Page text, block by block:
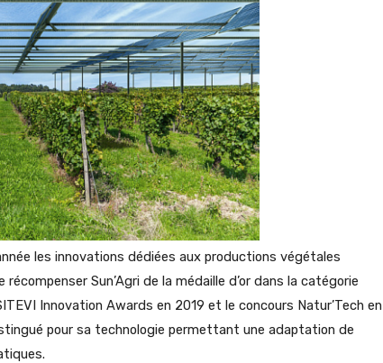
les innovations dédiées aux productions végétales
Sun’Agri de la médaille d’or dans la catégorie
Innovation Awards en 2019 et le concours Natur’Tech en
pour sa technologie permettant une adaptation de